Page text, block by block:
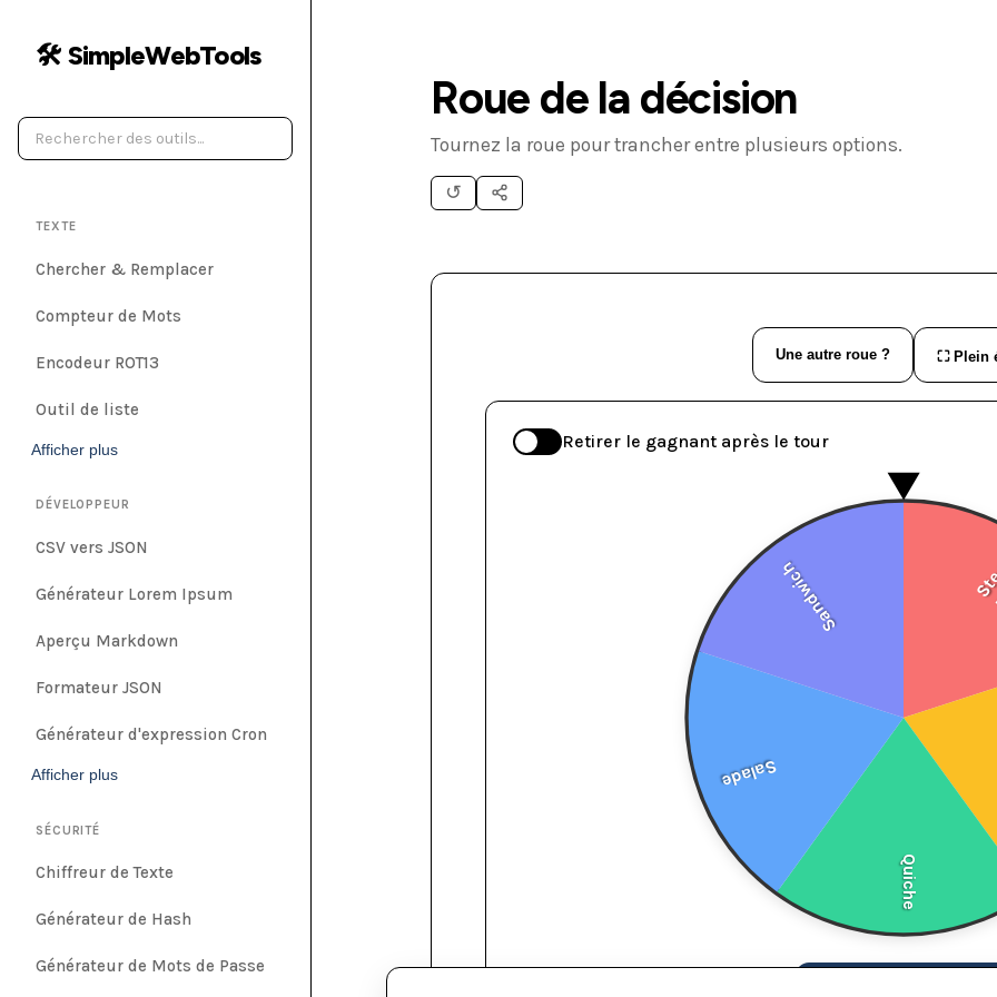
🛠️ SimpleWebTools
TEXTE
Chercher & Remplacer
Compteur de Mots
Encodeur ROT13
Outil de liste
Afficher plus
DÉVELOPPEUR
CSV vers JSON
Générateur Lorem Ipsum
Aperçu Markdown
Formateur JSON
Générateur d'expression Cron
Afficher plus
SÉCURITÉ
Chiffreur de Texte
Générateur de Hash
Générateur de Mots de Passe
Roue de la décision
Tournez la roue pour trancher entre plusieurs options.
↺
Une autre roue ? ⛶ Plein
Retirer le gagnant après le tour
▼
Quiche
Salade
Sandwich